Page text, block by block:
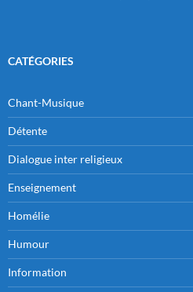
CATÉGORIES
Chant-Musique
Détente
Dialogue inter religieux
Enseignement
Homélie
Humour
Information